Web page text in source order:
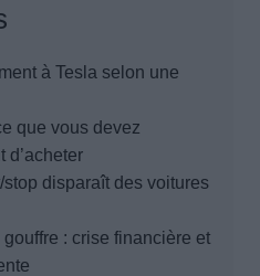
à Tesla selon une
que vous devez
d’acheter
disparaît des voitures
: crise financière et